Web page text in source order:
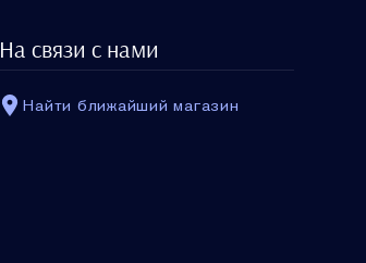
На связи с нами
Найти ближайший магазин